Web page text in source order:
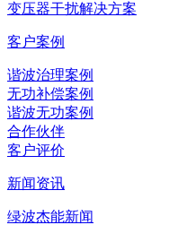
变压器干扰解决方案
客户案例
谐波治理案例
无功补偿案例
谐波无功案例
合作伙伴
客户评价
新闻资讯
绿波杰能新闻